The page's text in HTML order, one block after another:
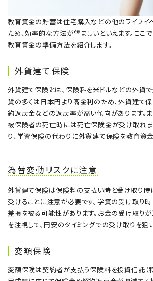
教育資金の貯蓄は住宅購入などの他のライフイ
ため、効率的な方法が望ましいといえます。ここ
教育資金の準備方法を紹介します。
外貨建て保険
外貨建て保険とは、保険料を米ドルなどの外貨
貨の多くは日本円より高金利のため、外貨建て
約返戻金などの返戻率が高い傾向があります。ま
被保険者の死亡時には死亡保険金が受け取れま
り、学資保険の代わりに外貨建て保険を教育資
為替変動リスクに注意
外貨建て保険は保険料の支払い時と受け取り時
受けることに注意が必要です。学資の受け取り
差損を被る可能性があります。お金の受け取り
を注視して、円安のタイミングでの受け取りを狙い
変額保険
変額保険は契約者が支払う保険料を投資信託（